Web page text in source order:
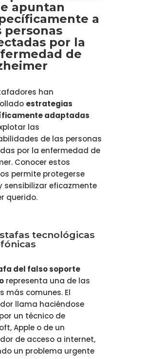
apuntan
a
personas
por la
de
han
estrategias
adaptadas
las
de las personas
por la enfermedad de
Conocer estos
permite protegerse
sensibilizar eficazmente
querido.
tecnológicas
del falso soporte
representa una de las
más comunes. El
llama haciéndose
un técnico de
Apple o de un
de acceso a internet,
un problema urgente